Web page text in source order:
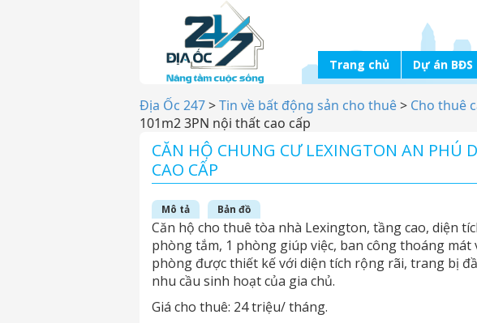
Trang chủ Dự án BĐS
Địa Ốc 247>Tin về bất động sản cho thuê> Cho thuê
101m2 3PN nội thất cao cấp
CĂN HỘ CHUNG CƯ LEXINGTON AN PHÚ
CAO CẤP
Mô tả Bản đồ
Căn hộ cho thuê tòa nhà Lexington, tầng cao, diện
phòng tắm, 1 phòng giúp việc, ban công thoáng mát
phòng được thiết kế với diện tích rộng rãi, trang bị
nhu cầu sinh hoạt của gia chủ.
Giá cho thuê: 24 triệu/ tháng.